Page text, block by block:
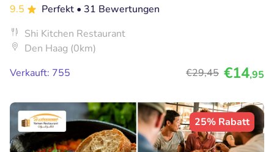
9.5
Perfekt • 31 Bewertungen
Shi Kitchen Restaurant
Den Haag (0km)
Verkauft: 755
€29,45 €14,95
25% Rabatt